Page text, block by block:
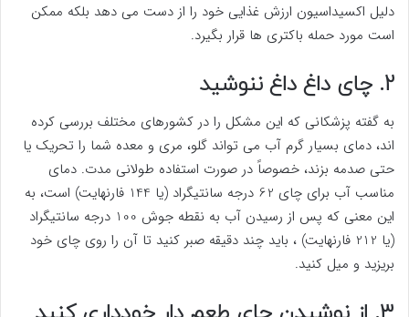
دلیل اکسیداسیون ارزش غذایی خود را از دست می دهد بلکه ممکن
است مورد حمله باکتری ها قرار بگیرد.
2. چای داغ داغ ننوشید
به گفته پزشکانی که این مشکل را در کشورهای مختلف بررسی کرده
اند، دمای بسیار گرم آب می تواند گلو، مری و معده شما را تحریک یا
حتی صدمه بزند، خصوصاً در صورت استفاده طولانی مدت. دمای
مناسب آب برای چای 62 درجه سانتیگراد (یا 144 فارنهایت) است، به
این معنی که پس از رسیدن آب به نقطه جوش 100 درجه سانتیگراد
(یا 212 فارنهایت) ، باید چند دقیقه صبر کنید تا آن را روی چای خود
بریزید و میل کنید.